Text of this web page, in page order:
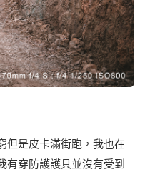
但是皮卡滿街跑，我也在
有穿防護護具並沒有受到